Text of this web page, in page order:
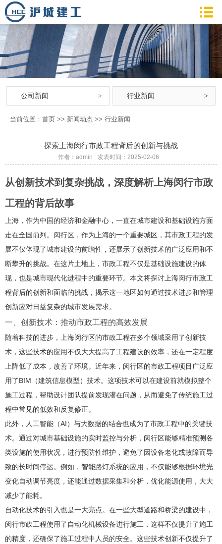
公司新闻 行业新闻
当前位置： 首页 >> 新闻动态 >> 行业新闻
探索上海闵行市政工程背后的创新与挑战
作者：admin 发表时间：2025-02-06
从创新技术到复杂挑战，深度解析上海闵行市政
工程的背后故事
上海，作为中国的经济和金融中心，一直在城市建设和基础设施方面
走在全国前列。闵行区，作为上海的一个重要城区，其市政工程的发
展不仅体现了城市建设的前瞻性，还展示了创新技术的广泛应用和不
断攀升的挑战。在这片土地上，市政工程不仅是基础设施建设的体
现，也是城市现代化进程中的重要环节。本文将探讨上海闵行市政工
程背后的创新和面临的挑战，揭示这一地区如何通过技术进步和管理
创新应对日益复杂的城市发展需求。
一、创新技术：推动市政工程的高效发展
随着科技的进步，上海闵行区的市政工程在多个领域采用了创新技
术，这些技术的应用不仅大大提高了工程建设的效率，还在一定程度
上降低了成本，改善了环境。近年来，闵行区的市政工程项目广泛应
用了BIM（建筑信息模型）技术。这项技术可以在建设前就模拟整个
施工过程，帮助设计团队提前发现潜在问题，从而避免了传统施工过
程中常见的低效和反复修正。
此外，人工智能（AI）与大数据的结合也成为了市政工程中的关键技
术。通过对城市基础设施的实时监控与分析，闵行区能够精准预测各
类设施的使用状况，进行预防性维护，避免了因设备老化或故障而导
致的长时间停运。例如，智能路灯系统的应用，不仅能够根据环境光
变化自动调节亮度，还能通过数据采集和分析，优化能源使用，大大
减少了能耗。
自动化技术的引入也是一大亮点。在一些大型道路和桥梁的建设中，
闵行市政工程使用了自动化机械设备进行施工，这样不仅提升了施工
的精度，还确保了施工过程中人员的安全。这些技术创新不仅提升了